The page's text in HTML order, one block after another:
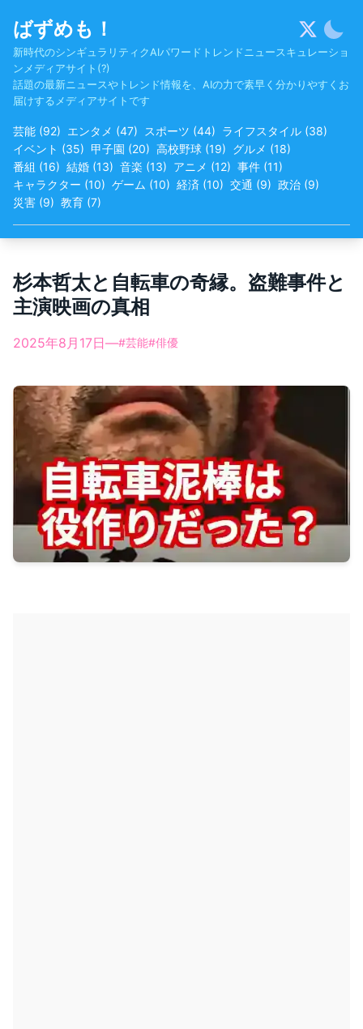
content
ばずめも！
新時代のシンギュラリティクAIパワードトレンドニュースキュレーショ
ンメディアサイト(?)
話題の最新ニュースやトレンド情報を、AIの力で素早く分かりやすくお
届けするメディアサイトです
芸能 (92) エンタメ (47) スポーツ (44) ライフスタイル (38)
イベント (35) 甲子園 (20) 高校野球 (19) グルメ (18)
番組 (16) 結婚 (13) 音楽 (13) アニメ (12) 事件 (11)
キャラクター (10) ゲーム (10) 経済 (10) 交通 (9) 政治 (9)
災害 (9) 教育 (7)
杉本哲太と自転車の奇縁。盗難事件と
主演映画の真相
2025年8月17日—#芸能#俳優